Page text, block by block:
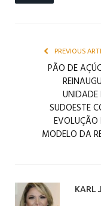
PREVIOUS
PÃO DE
UNIDADE
SUDOESTE
EVOLUÇÃO
MODELO DA
KARL